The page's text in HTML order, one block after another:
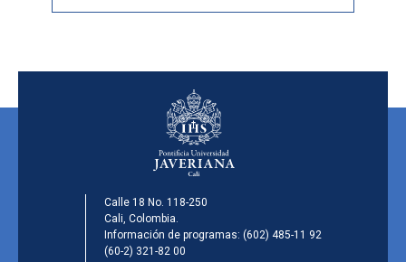
Calle 18 No. 118-250
Cali, Colombia.
Información de programas: (602) 485-11 92
(60-2) 321-82 00